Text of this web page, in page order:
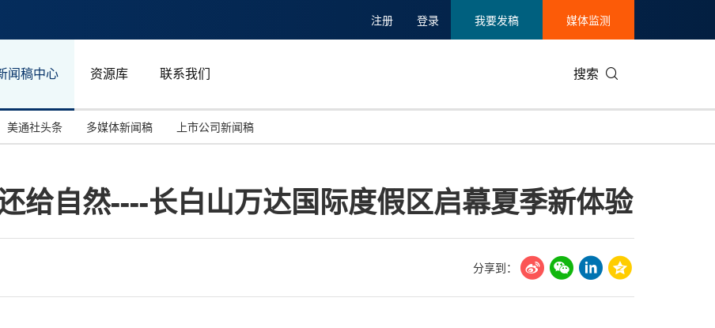
注册 登录 我要发稿 媒体监测
闻稿中心 资源库 联系我们 搜索
投资并购
碳中和
美国临床肿瘤学会(ASCO)
能源化工与环保
娱乐时尚与艺术
马来西亚
新加坡
美通社头条 多媒体新闻稿 上市公司新闻稿
自然----长白山万达国际度假区启幕夏季新体验
分享到：